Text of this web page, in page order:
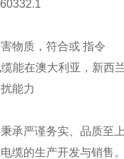
60332.1
物质，符合或 指令
能在澳大利亚，新西
能力
承严谨务实、品质至
缆的生产开发与销售。